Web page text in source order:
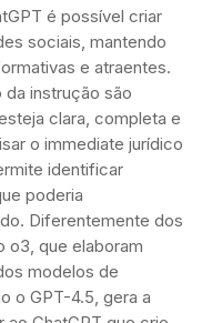
é possível criar
sociais, mantendo
e atraentes.
da instrução são
clara, completa e
o immediate jurídico
identificar
poderia
Diferentemente dos
o3, que elaboram
modelos de
o GPT-4.5, gera a